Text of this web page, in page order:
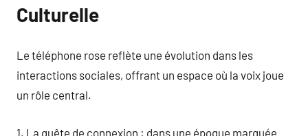
Culturelle
Le téléphone rose reflète une évolution dans les
interactions sociales, offrant un espace où la voix joue
un rôle central.
1. La quête de connexion : dans une époque marquée